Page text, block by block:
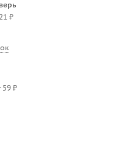
₽
59 ₽